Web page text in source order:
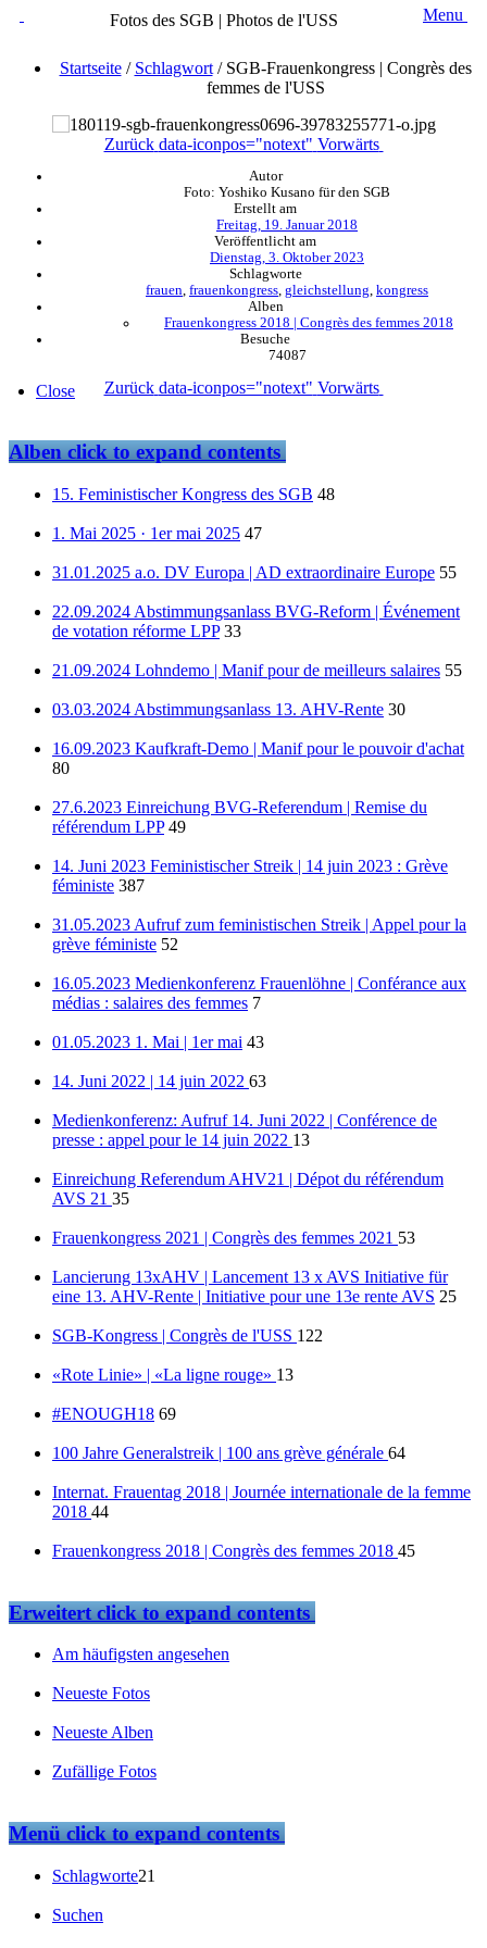
Fotos des SGB | Photos de l'USS Menu
Startseite/ Schlagwort / SGB-Frauenkongress | Congrès des
femmes de l'USS
Zurück data-iconpos="notext" Vorwärts
Autor
Foto: Yoshiko Kusano für den SGB
Erstellt am
Freitag, 19. Januar 2018
Veröffentlicht am
Dienstag, 3. Oktober 2023
Schlagworte
frauen frauenkongress gleichstellung kongress
Alben
Frauenkongress 2018 | Congrès des femmes 2018
Besuche
74087
Zurück data-iconpos="notext" Vorwärts
Close
Albenclick to expand contents
15. Feministischer Kongress des SGB 48
1. Mai 2025 · 1er mai 2025 47
31.01.2025 a.o. DV Europa | AD extraordinaire Europe 55
22.09.2024 Abstimmungsanlass BVG-Reform | Événement
de votation réforme LPP 33
21.09.2024 Lohndemo | Manif pour de meilleurs salaires 55
03.03.2024 Abstimmungsanlass 13. AHV-Rente 30
16.09.2023 Kaufkraft-Demo | Manif pour le pouvoir d'achat
80
27.6.2023 Einreichung BVG-Referendum | Remise du
référendum LPP 49
14. Juni 2023 Feministischer Streik | 14 juin 2023 : Grève
féministe 387
31.05.2023 Aufruf zum feministischen Streik | Appel pour la
grève féministe 52
16.05.2023 Medienkonferenz Frauenlöhne | Conférance aux
médias : salaires des femmes 7
01.05.2023 1. Mai | 1er mai 43
14. Juni 2022 | 14 juin 2022 63
Medienkonferenz: Aufruf 14. Juni 2022 | Conférence de
presse : appel pour le 14 juin 2022 13
Einreichung Referendum AHV21 | Dépot du référendum
AVS 21 35
Frauenkongress 2021 | Congrès des femmes 2021 53
Lancierung 13xAHV | Lancement 13 x AVS Initiative für
eine 13. AHV-Rente | Initiative pour une 13e rente AVS 25
SGB-Kongress | Congrès de l'USS 122
«Rote Linie» | «La ligne rouge» 13
#ENOUGH18 69
100 Jahre Generalstreik | 100 ans grève générale 64
Internat. Frauentag 2018 | Journée internationale de la femme
2018 44
Frauenkongress 2018 | Congrès des femmes 2018 45
Erweitertclick to expand contents
Am häufigsten angesehen
Neueste Fotos
Neueste Alben
Zufällige Fotos
Menüclick to expand contents
Schlagworte21
Suchen